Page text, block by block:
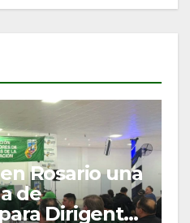
Rosario una
de
Dirigentes